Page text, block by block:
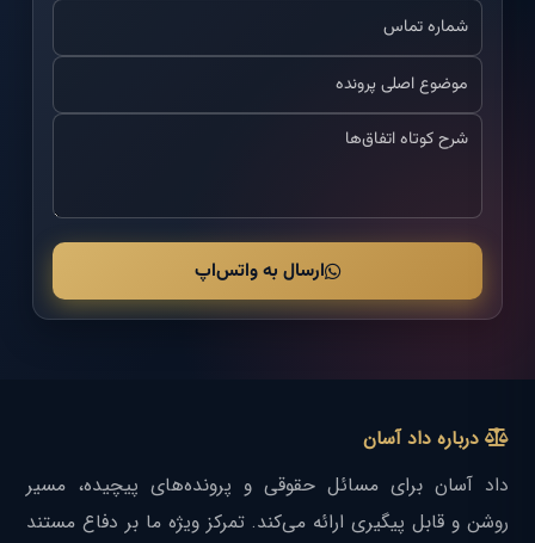
ارسال به واتس‌اپ
درباره داد آسان
داد آسان برای مسائل حقوقی و پرونده‌های پیچیده، مسیر
روشن و قابل پیگیری ارائه می‌کند. تمرکز ویژه ما بر دفاع مستند